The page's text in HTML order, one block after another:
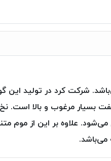
شرکت کرد در تولید این
بسیار مرغوب و بالا است.
علاوه بر این از موم
می‌باشد.